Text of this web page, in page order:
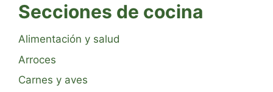
Secciones de cocina
Alimentación y salud
Arroces
Carnes y aves